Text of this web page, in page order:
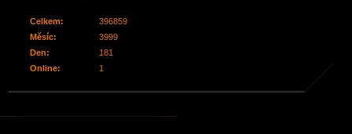
Online: 1
Celkem:
396859
Měsíc:
3999
Den:
181